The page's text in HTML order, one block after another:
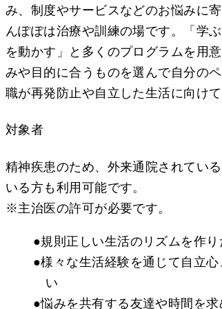
み、制度やサービスなどのお悩みに
んぽぽは治療や訓練の場です。「学
を動かす」と多くのプログラムを用
みや目的に合うものを選んで自分の
職が再発防止や自立した生活に向けて
対象者
精神疾患のため、外来通院されてい
いる方も利用可能です。
※主治医の許可が必要です。
●規則正しい生活のリズムを作り
●様々な生活経験を通じて自立
い
●悩みを共有する友達や時間を求